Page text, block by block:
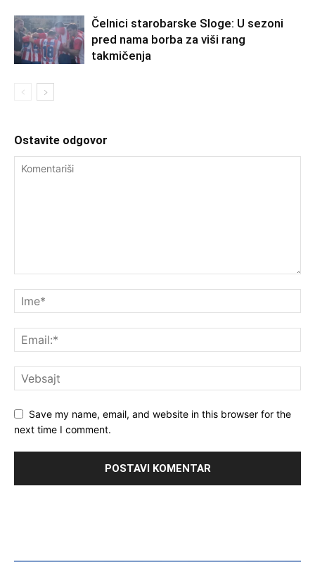
Čelnici starobarske Sloge: U sezoni
pred nama borba za viši rang
takmičenja
Ostavite odgovor
Save my name, email, and website in this browser for the
next time I comment.